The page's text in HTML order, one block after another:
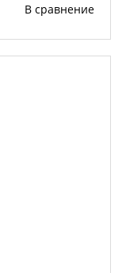
В сравнение